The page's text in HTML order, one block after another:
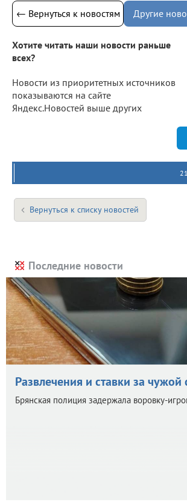
← Вернуться к новостям Другие
Хотите читать наши новости раньше
всех?
Новости из приоритетных источников
показываются на сайте
Яндекс.Новостей выше других
Вернуться к списку новостей
Последние новости
Развлечения и ставки за чужой
Брянская полиция задержала воровку-